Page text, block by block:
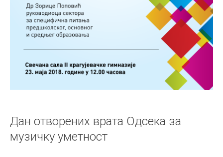
Дан отворених врата Одсека за
музичку уметност